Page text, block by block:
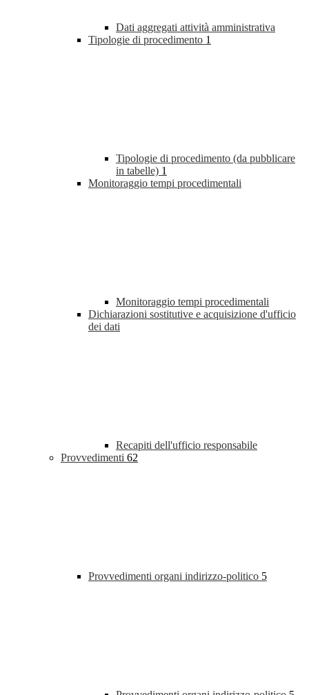
Dati aggregati attività amministrativa
Tipologie di procedimento 1
Tipologie di procedimento (da pubblicare
in tabelle) 1
Monitoraggio tempi procedimentali
Monitoraggio tempi procedimentali
Dichiarazioni sostitutive e acquisizione d'ufficio
dei dati
Recapiti dell'ufficio responsabile
Provvedimenti 62
Provvedimenti organi indirizzo-politico 5